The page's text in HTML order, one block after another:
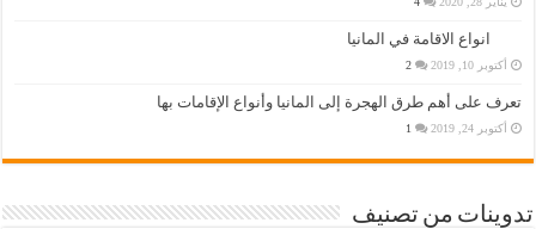
انواع الاقامة في المانيا
أكتوبر 10, 2019 2
تعرف على أهم طرق الهجرة إلى المانيا وأنواع الإقامات بها
أكتوبر 24, 2019 1
تدوينات من تصنيف